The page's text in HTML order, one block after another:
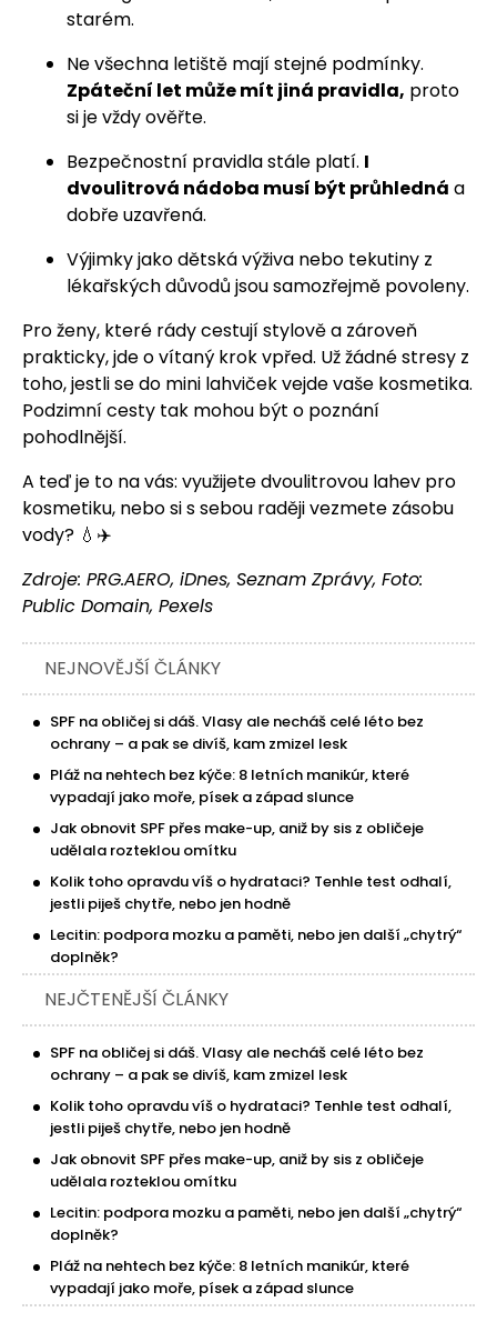
starém.
Ne všechna letiště mají stejné podmínky.
Zpáteční let může mít jiná pravidla, proto
si je vždy ověřte.
Bezpečnostní pravidla stále platí. I
dvoulitrová nádoba musí být průhledná a
dobře uzavřená.
Výjimky jako dětská výživa nebo tekutiny z
lékařských důvodů jsou samozřejmě povoleny.
Pro ženy, které rády cestují stylově a zároveň
prakticky, jde o vítaný krok vpřed. Už žádné stresy z
toho, jestli se do mini lahviček vejde vaše kosmetika.
Podzimní cesty tak mohou být o poznání
pohodlnější.
A teď je to na vás: využijete dvoulitrovou lahev pro
kosmetiku, nebo si s sebou raději vezmete zásobu
vody? 💧✈️
Zdroje: PRG.AERO, iDnes, Seznam Zprávy, Foto:
Public Domain, Pexels
NEJNOVĚJŠÍ ČLÁNKY
SPF na obličej si dáš. Vlasy ale necháš celé léto bez
ochrany – a pak se divíš, kam zmizel lesk
Pláž na nehtech bez kýče: 8 letních manikúr, které
vypadají jako moře, písek a západ slunce
Jak obnovit SPF přes make-up, aniž by sis z obličeje
udělala rozteklou omítku
Kolik toho opravdu víš o hydrataci? Tenhle test odhalí,
jestli piješ chytře, nebo jen hodně
Lecitin: podpora mozku a paměti, nebo jen další „chytrý“
doplněk?
NEJČTENĚJŠÍ ČLÁNKY
SPF na obličej si dáš. Vlasy ale necháš celé léto bez
ochrany – a pak se divíš, kam zmizel lesk
Kolik toho opravdu víš o hydrataci? Tenhle test odhalí,
jestli piješ chytře, nebo jen hodně
Jak obnovit SPF přes make-up, aniž by sis z obličeje
udělala rozteklou omítku
Lecitin: podpora mozku a paměti, nebo jen další „chytrý“
doplněk?
Pláž na nehtech bez kýče: 8 letních manikúr, které
vypadají jako moře, písek a západ slunce